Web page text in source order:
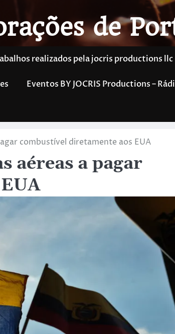
de
realizados pela jocris productions llc
Eventos BY JOCRIS Productions –
combustível diretamente aos EUA
aéreas a pagar